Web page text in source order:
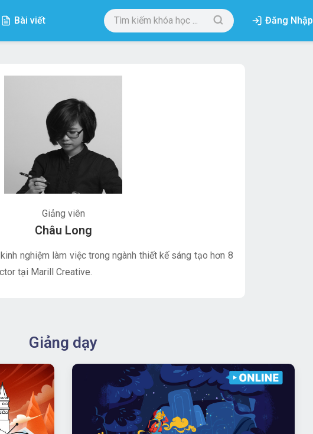
Bài viết Đăng Nhập
Giảng viên
Châu Long
nghiệm làm việc trong ngành thiết kế sáng tạo hơn 8
tại Marill Creative.
Giảng dạy